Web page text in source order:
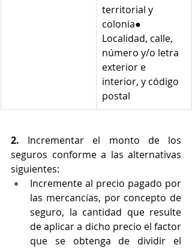
territorial y
colonia●
Localidad, calle,
número y/o letra
exterior e
interior, y código
postal
2. Incrementar el monto de los
seguros conforme a las alternativas
siguientes:
Incremente al precio pagado por
las mercancías, por concepto de
seguro, la cantidad que resulte
de aplicar a dicho precio el factor
que se obtenga de dividir el